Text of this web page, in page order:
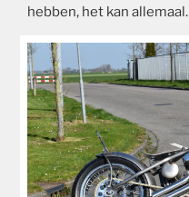
hebben, het kan allemaal.